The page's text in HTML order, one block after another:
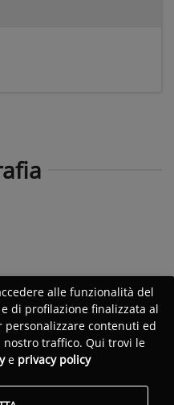
alle funzionalità del
di profilazione finalizzata al
contenuti ed
traffico. Qui trovi le
e privacy policy